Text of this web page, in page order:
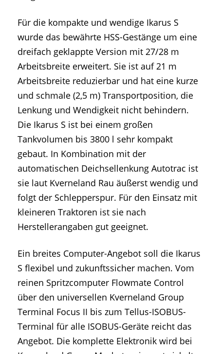
Für die kompakte und wendige Ikarus S
wurde das bewährte HSS-Gestänge um eine
dreifach geklappte Version mit 27/28 m
Arbeitsbreite erweitert. Sie ist auf 21 m
Arbeitsbreite reduzierbar und hat eine kurze
und schmale (2,5 m) Transportposition, die
Lenkung und Wendigkeit nicht behindern.
Die Ikarus S ist bei einem großen
Tankvolumen bis 3800 l sehr kompakt
gebaut. In Kombination mit der
automatischen Deichsellenkung Autotrac ist
sie laut Kverneland Rau äußerst wendig und
folgt der Schlepperspur. Für den Einsatz mit
kleineren Traktoren ist sie nach
Herstellerangaben gut geeignet.
Ein breites Computer-Angebot soll die Ikarus
S flexibel und zukunftssicher machen. Vom
reinen Spritzcomputer Flowmate Control
über den universellen Kverneland Group
Terminal Focus II bis zum Tellus-ISOBUS-
Terminal für alle ISOBUS-Geräte reicht das
Angebot. Die komplette Elektronik wird bei